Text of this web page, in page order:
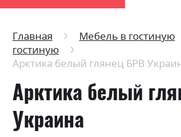
Главная Мебель в гостиную
гостиную
Арктика белый глянец БРВ
Арктика белый
Украина